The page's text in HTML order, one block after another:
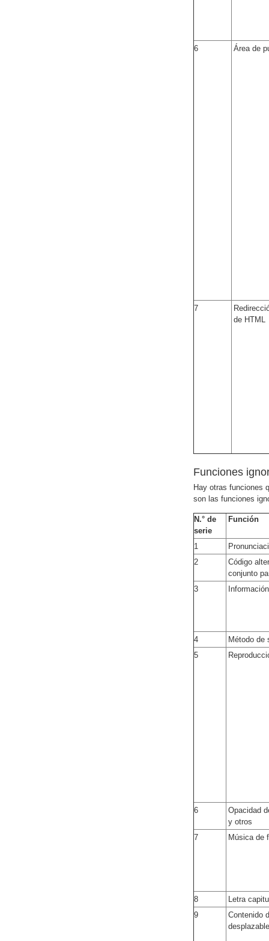
6 Área de
7
de HTML
Funciones
Hay otras funciones
son las funciones
N.° de
serie
Función
1
2
Código
conjunto
3
4
Método de
5
6
Opacidad
y otros
7
Música de
8
Letra
9
Contenido
desplazable